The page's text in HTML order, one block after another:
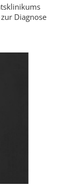
Diagnose